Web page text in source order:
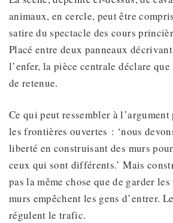
animaux, en cercle, peut être
satire du spectacle des cours
Placé entre deux panneaux
l’enfer, la pièce centrale déclare
de retenue.
Ce qui peut ressembler à
les frontières ouvertes : ‘nous
liberté en construisant des murs
ceux qui sont différents.’ Mais
pas la même chose que de garder
murs empêchent les gens d’entrer.
régulent le trafic.